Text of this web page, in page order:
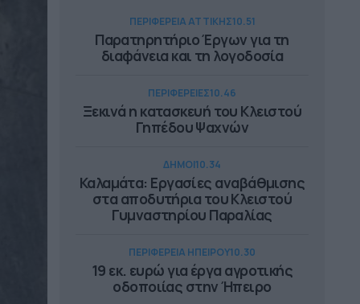
ΠΕΡΙΦΕΡΕΙΑ ΑΤΤΙΚΗΣ10.51
Παρατηρητήριο Έργων για τη
διαφάνεια και τη λογοδοσία
ΠΕΡΙΦΕΡΕΙΕΣ10.46
Ξεκινά η κατασκευή του Κλειστού
Γηπέδου Ψαχνών
ΔΗΜΟΙ10.34
Καλαμάτα: Εργασίες αναβάθμισης
στα αποδυτήρια του Κλειστού
Γυμναστηρίου Παραλίας
ΠΕΡΙΦΕΡΕΙΑ ΗΠΕΙΡΟΥ10.30
19 εκ. ευρώ για έργα αγροτικής
οδοποιίας στην Ήπειρο